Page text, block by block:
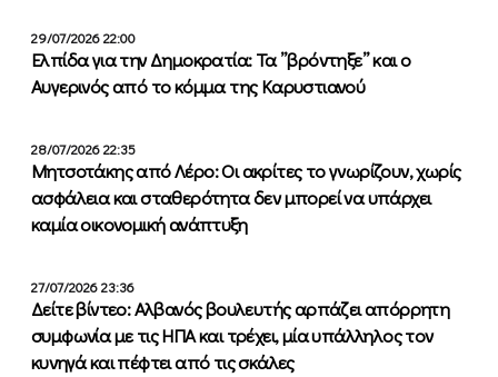
29/07/2026 22:00
Ελπίδα για την Δημοκρατία: Τα ”βρόντηξε” και ο
Αυγερινός από το κόμμα της Καρυστιανού
28/07/2026 22:35
Μητσοτάκης από Λέρο: Οι ακρίτες το γνωρίζουν, χωρίς
ασφάλεια και σταθερότητα δεν μπορεί να υπάρχει
καμία οικονομική ανάπτυξη
27/07/2026 23:36
Δείτε βίντεο: Αλβανός βουλευτής αρπάζει απόρρητη
συμφωνία με τις ΗΠΑ και τρέχει, μία υπάλληλος τον
κυνηγά και πέφτει από τις σκάλες